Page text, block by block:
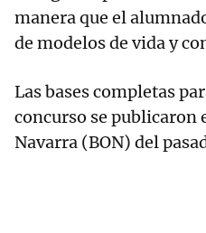
manera que el
de modelos de vida y
Las bases completas
concurso se publicaron
Navarra (BON) del